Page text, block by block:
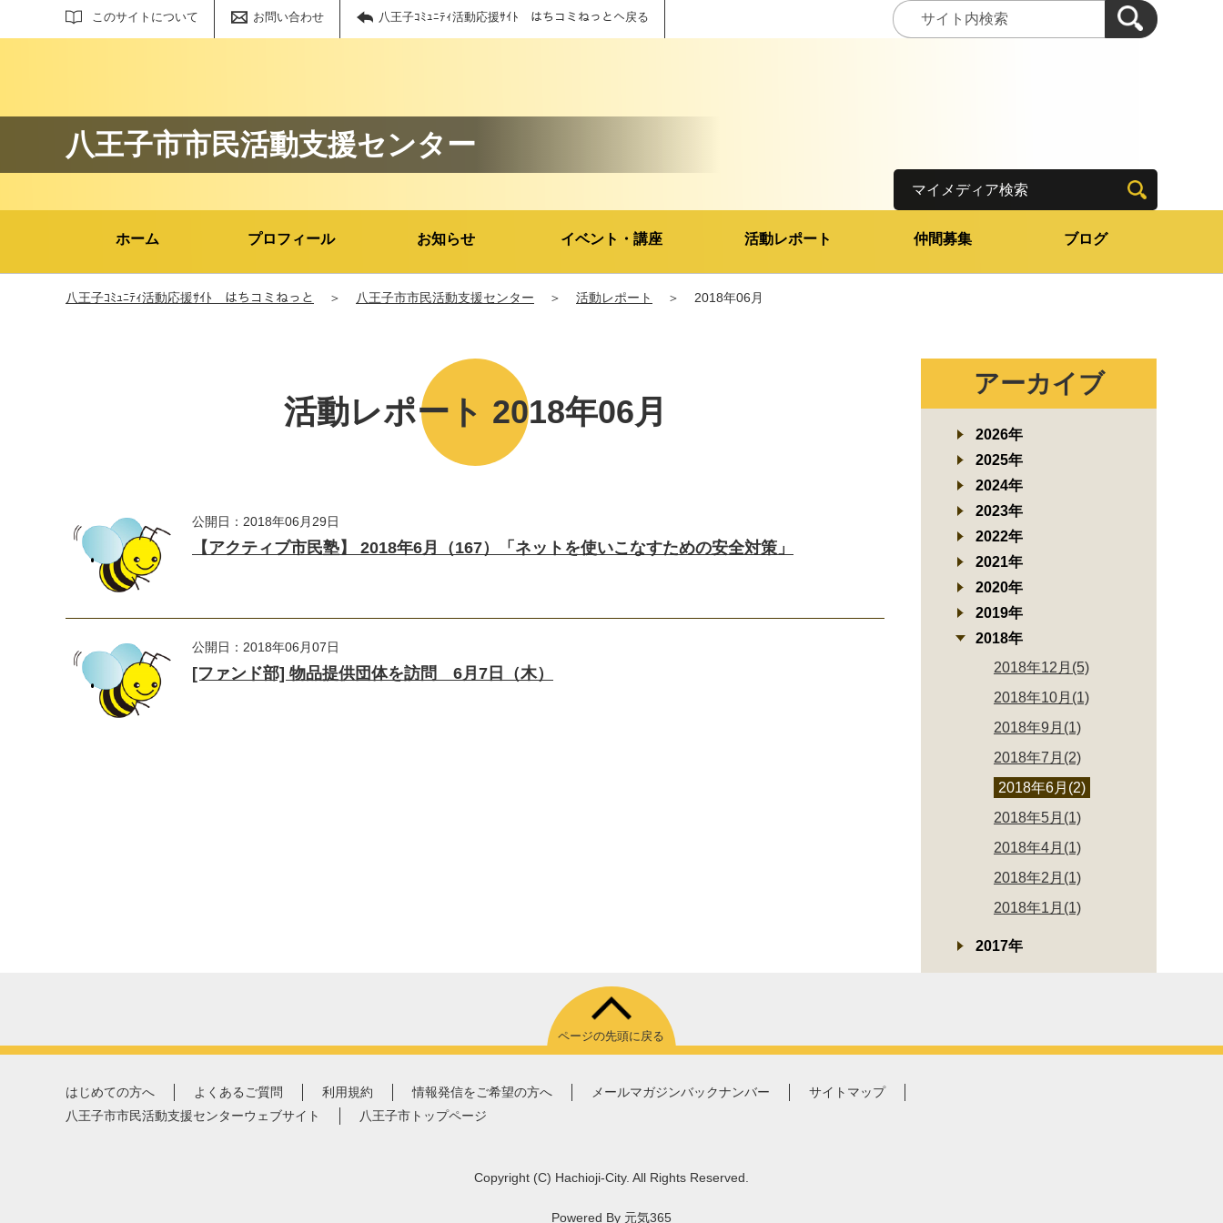
このサイトについて お問い合わせ 八王子ｺﾐｭﾆﾃｨ活動応援ｻｲﾄ はちコミねっとへ戻る
サイト内検索
八王子市市民活動支援センター
ホーム プロフィール お知らせ イベント・講座 活動レポート 仲間募集 ブログ
マイメディア検索
八王子ｺﾐｭﾆﾃｨ活動応援ｻｲﾄ はちコミねっと ＞ 八王子市市民活動支援センター ＞ 活動レポート ＞ 2018年06月
活動レポート 2018年06月
公開日：2018年06月29日
【アクティブ市民塾】 2018年6月（167）「ネットを使いこなすための安全対策」
公開日：2018年06月07日
[ファンド部] 物品提供団体を訪問 6月7日（木）
アーカイブ
2026年
2025年
2024年
2023年
2022年
2021年
2020年
2019年
2018年
2018年12月(5)
2018年10月(1)
2018年9月(1)
2018年7月(2)
2018年6月(2)
2018年5月(1)
2018年4月(1)
2018年2月(1)
2018年1月(1)
2017年
ページの先頭に戻る
はじめての方へ よくあるご質問 利用規約 情報発信をご希望の方へ メールマガジンバックナンバー
サイトマップ
八王子市市民活動支援センターウェブサイト
八王子市トップページ
Copyright (C) Hachioji-City. All Rights Reserved.
Powered By 元気365